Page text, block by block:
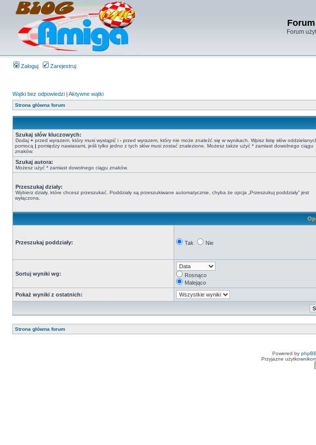
Forum
Zaloguj Zarejestruj
Wątki bez odpowiedzi | Aktywne wątki
Strona główna forum
Szukaj słów kluczowych:
Dodaj + przed wyrazem, który musi wystąpić i - przed wyrazem, który nie może znaleźć się w wynikach. Wpisz listę słów
pomocą | pomiędzy nawiasami, jeśli tylko jedno z tych słów musi zostać znalezione. Możesz także użyć * zamiast dowolnego ciągu
znaków.
Szukaj autora:
Możesz użyć * zamiast dowolnego ciągu znaków.
Przeszukaj działy:
Wybierz działy, które chcesz przeszukać. Poddziały są przeszukiwane automatycznie, chyba że opcja „Przeszukuj poddziały” jest
wyłączona.
Przeszukaj poddziały: Tak Nie
Sortuj wyniki wg:
Rosnąco
Malejąco
Pokaż wyniki z ostatnich:
Strona główna forum
Powered by phpBB
Przyjazne